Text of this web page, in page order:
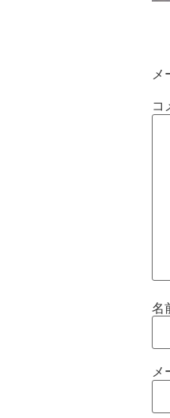
メ
コ
名
メ